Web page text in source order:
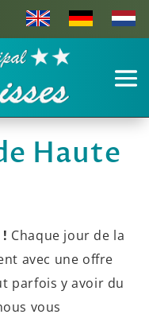
Haute
Chaque jour de la
avec une offre
parfois y avoir du
vous